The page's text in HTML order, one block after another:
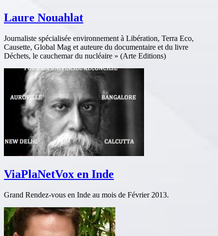
Laure Nouahlat
Journaliste spécialisée environnement à Libération, Terra Eco,
Causette, Global Mag et auteure du documentaire et du livre
Déchets, le cauchemar du nucléaire » (Arte Editions)
ViaPlaNetVox en Inde
Grand Rendez-vous en Inde au mois de Février 2013.